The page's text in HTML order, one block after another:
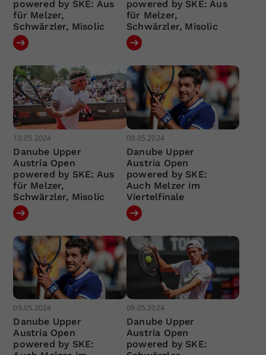
powered by SKE: Aus
für Melzer,
Schwärzler, Misolic
powered by SKE: Aus
für Melzer,
Schwärzler, Misolic
10.05.2024
Danube Upper
Austria Open
powered by SKE: Aus
für Melzer,
Schwärzler, Misolic
09.05.2024
Danube Upper
Austria Open
powered by SKE:
Auch Melzer im
Viertelfinale
09.05.2024
Danube Upper
Austria Open
powered by SKE:
09.05.2024
Danube Upper
Austria Open
powered by SKE: